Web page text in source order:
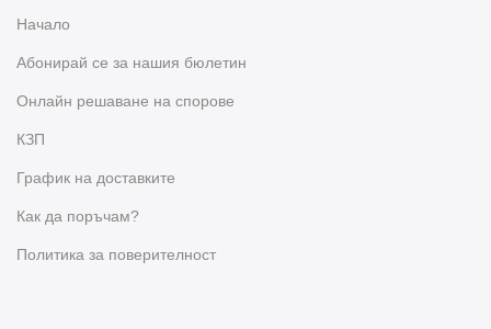
Начало
Абонирай се за нашия бюлетин
Oнлайн решаване на спорове
КЗП
График на доставките
Как да поръчам?
Политика за поверителност